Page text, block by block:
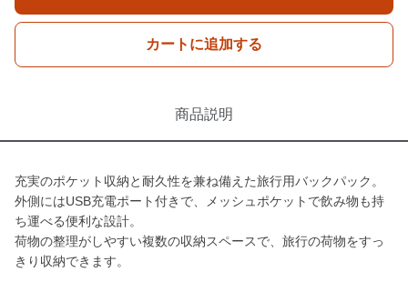
カートに追加する
商品説明
充実のポケット収納と耐久性を兼ね備えた旅行用バックパック。
外側にはUSB充電ポート付きで、メッシュポケットで飲み物も持
ち運べる便利な設計。
荷物の整理がしやすい複数の収納スペースで、旅行の荷物をすっ
きり収納できます。